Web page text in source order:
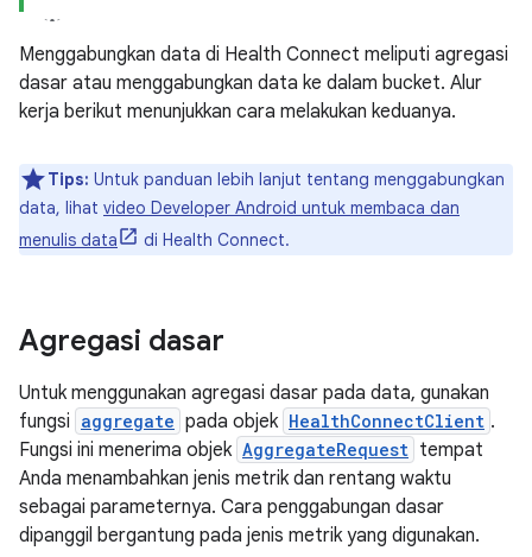
Menggabungkan data di Health Connect meliputi agregasi
dasar atau menggabungkan data ke dalam bucket. Alur
kerja berikut menunjukkan cara melakukan keduanya.
Tips: Untuk panduan lebih lanjut tentang menggabungkan
data, lihat video Developer Android untuk membaca dan
menulis data
di Health Connect.
Agregasi dasar
Untuk menggunakan agregasi dasar pada data, gunakan
fungsi aggregate pada objek HealthConnectClient .
Fungsi ini menerima objek AggregateRequest tempat
Anda menambahkan jenis metrik dan rentang waktu
sebagai parameternya. Cara penggabungan dasar
dipanggil bergantung pada jenis metrik yang digunakan.